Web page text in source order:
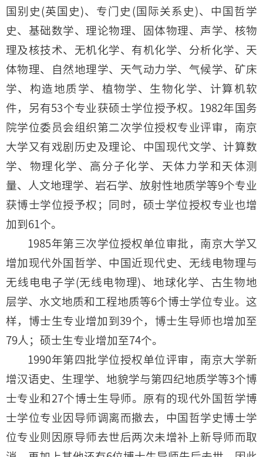
国别史(英国史)、专门史(国际关系史)、中国哲学
史、基础数学、理论物理、固体物理、声学、核物
理及核技术、无机化学、有机化学、分析化学、天
体物理、自然地理学、天气动力学、气候学、矿床
学、构造地质学、植物学、生物化学、计算机软
件，另有53个专业获硕士学位授予权。1982年国务
院学位委员会组织第二次学位授权专业评审，南京
大学又有戏剧历史及理论、中国现代文学、计算数
学、物理化学、高分子化学、天体力学和天体测
量、人文地理学、岩石学、放射性地质学等9个专业
获博士学位授予权；同时，硕士学位授权专业也增
加到61个。
1985年第三次学位授权单位审批，南京大学又
增加现代外国哲学、中国近现代史、无线电物理与
无线电电子学(无线电物理)、地球化学、古生物地
层学、水文地质和工程地质等6个博士学位专业。这
样，博士生专业增加到39个，博士生导师也增加至
79人；硕士生专业增加至74个。
1990年第四批学位授权单位评审，南京大学新
增汉语史、生理学、地貌学与第四纪地质学等3个博
士专业和27个博士生导师。原有的现代外国哲学博
士学位专业因导师调离而撤去，中国哲学史博士学
位专业则因原导师去世后两次未增补上新导师而取